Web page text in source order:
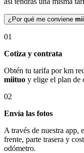
¿Por qué me conviene
01
Cotiza y contrata
Obtén tu tarifa por km
miituo y elige el plan de
02
Envía las fotos
A través de nuestra app,
frente, parte trasera y
odómetro.